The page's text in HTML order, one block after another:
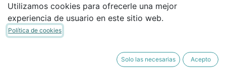
Condiciones
Utilizamos cookies para ofrecerle una mejor
experiencia de usuario en este sitio web.
Política de cookies
Solo las necesarias Acepto